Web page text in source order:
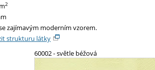
2
zajímavým moderním vzorem.
strukturu látky
60002 - světle béžová